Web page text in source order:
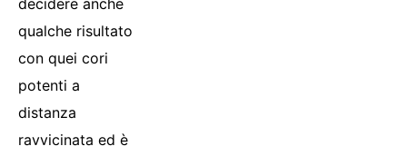
qualche risultato
con quei cori
potenti a
distanza
ravvicinata ed è